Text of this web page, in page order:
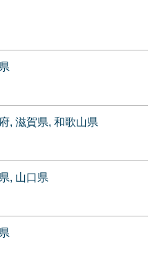
滋賀県 和歌山県
山口県